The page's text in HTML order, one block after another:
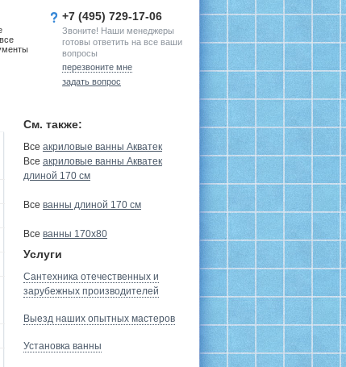
+7 (495) 729-17-06
Звоните! Наши менеджеры
готовы ответить на все ваши
вопросы
перезвоните мне
задать вопрос
См. также:
Все акриловые ванны Акватек
Все акриловые ванны Акватек
длиной 170 см
Все ванны длиной 170 см
Все ванны 170х80
Услуги
Сантехника отечественных и
зарубежных производителей
Выезд наших опытных мастеров
Установка ванны